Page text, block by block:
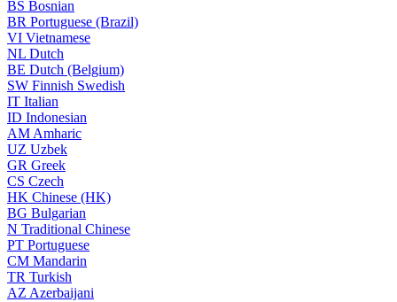
BS Bosnian
BR Portuguese (Brazil)
VI Vietnamese
NL Dutch
BE Dutch (Belgium)
SW Finnish Swedish
IT Italian
ID Indonesian
AM Amharic
UZ Uzbek
GR Greek
CS Czech
HK Chinese (HK)
BG Bulgarian
N Traditional Chinese
PT Portuguese
CM Mandarin
TR Turkish
AZ Azerbaijani